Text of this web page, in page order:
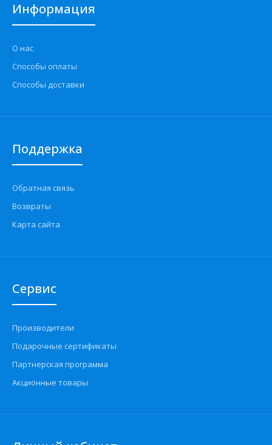
Информация
О нас
Способы оплаты
Способы доставки
Поддержка
Обратная связь
Возвраты
Карта сайта
Сервис
Производители
Подарочные сертификаты
Партнерская программа
Акционные товары